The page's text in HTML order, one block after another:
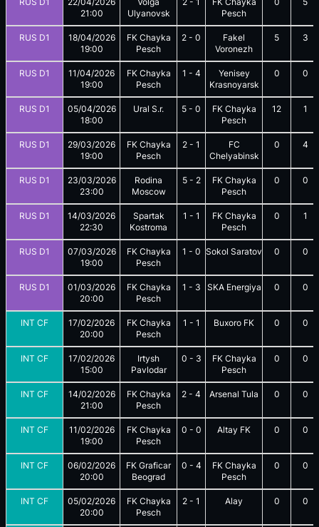
21:00
Ulyanovsk
Pesch
RUS D1
18/04/2026
19:00
FK Chayka
Pesch
2 - 0
Fakel
Voronezh
5 3
RUS D1
11/04/2026
19:00
FK Chayka
Pesch
1 - 4
Yenisey
Krasnoyarsk
0 0
RUS D1
05/04/2026
18:00
Ural S.r. 5 - 0
FK Chayka
Pesch
12 1
RUS D1
29/03/2026
19:00
FK Chayka
Pesch
2 - 1
FC
Chelyabinsk
0 4
RUS D1
23/03/2026
23:00
Rodina
Moscow
5- 2
FK Chayka
Pesch
0 0
RUS D1
14/03/2026
22:30
Spartak
Kostroma
1 - 1
FK Chayka
Pesch
0 1
RUS D1
07/03/2026
19:00
FK Chayka
Pesch
1 - 0 Sokol Saratov 0 0
RUS D1
01/03/2026
20:00
FK Chayka
Pesch
1 - 3 SKA Energiya 0 0
INT CF
17/02/2026
20:00
FK Chayka
Pesch
1 - 1 Buxoro FK 0 0
INT CF
17/02/2026
15:00
Irtysh
Pavlodar
0 - 3
FK Chayka
Pesch
0 0
INT CF
14/02/2026
21:00
FK Chayka
Pesch
2 - 4 Arsenal Tula 0 0
INT CF
11/02/2026
19:00
FK Chayka
Pesch
0 - 0 Altay FK 0 0
INT CF
06/02/2026
20:00
FK Graficar
Beograd
0 - 4
FK Chayka
Pesch
0 0
INT CF
05/02/2026
20:00
FK Chayka
Pesch
2 - 1 Alay 0 0